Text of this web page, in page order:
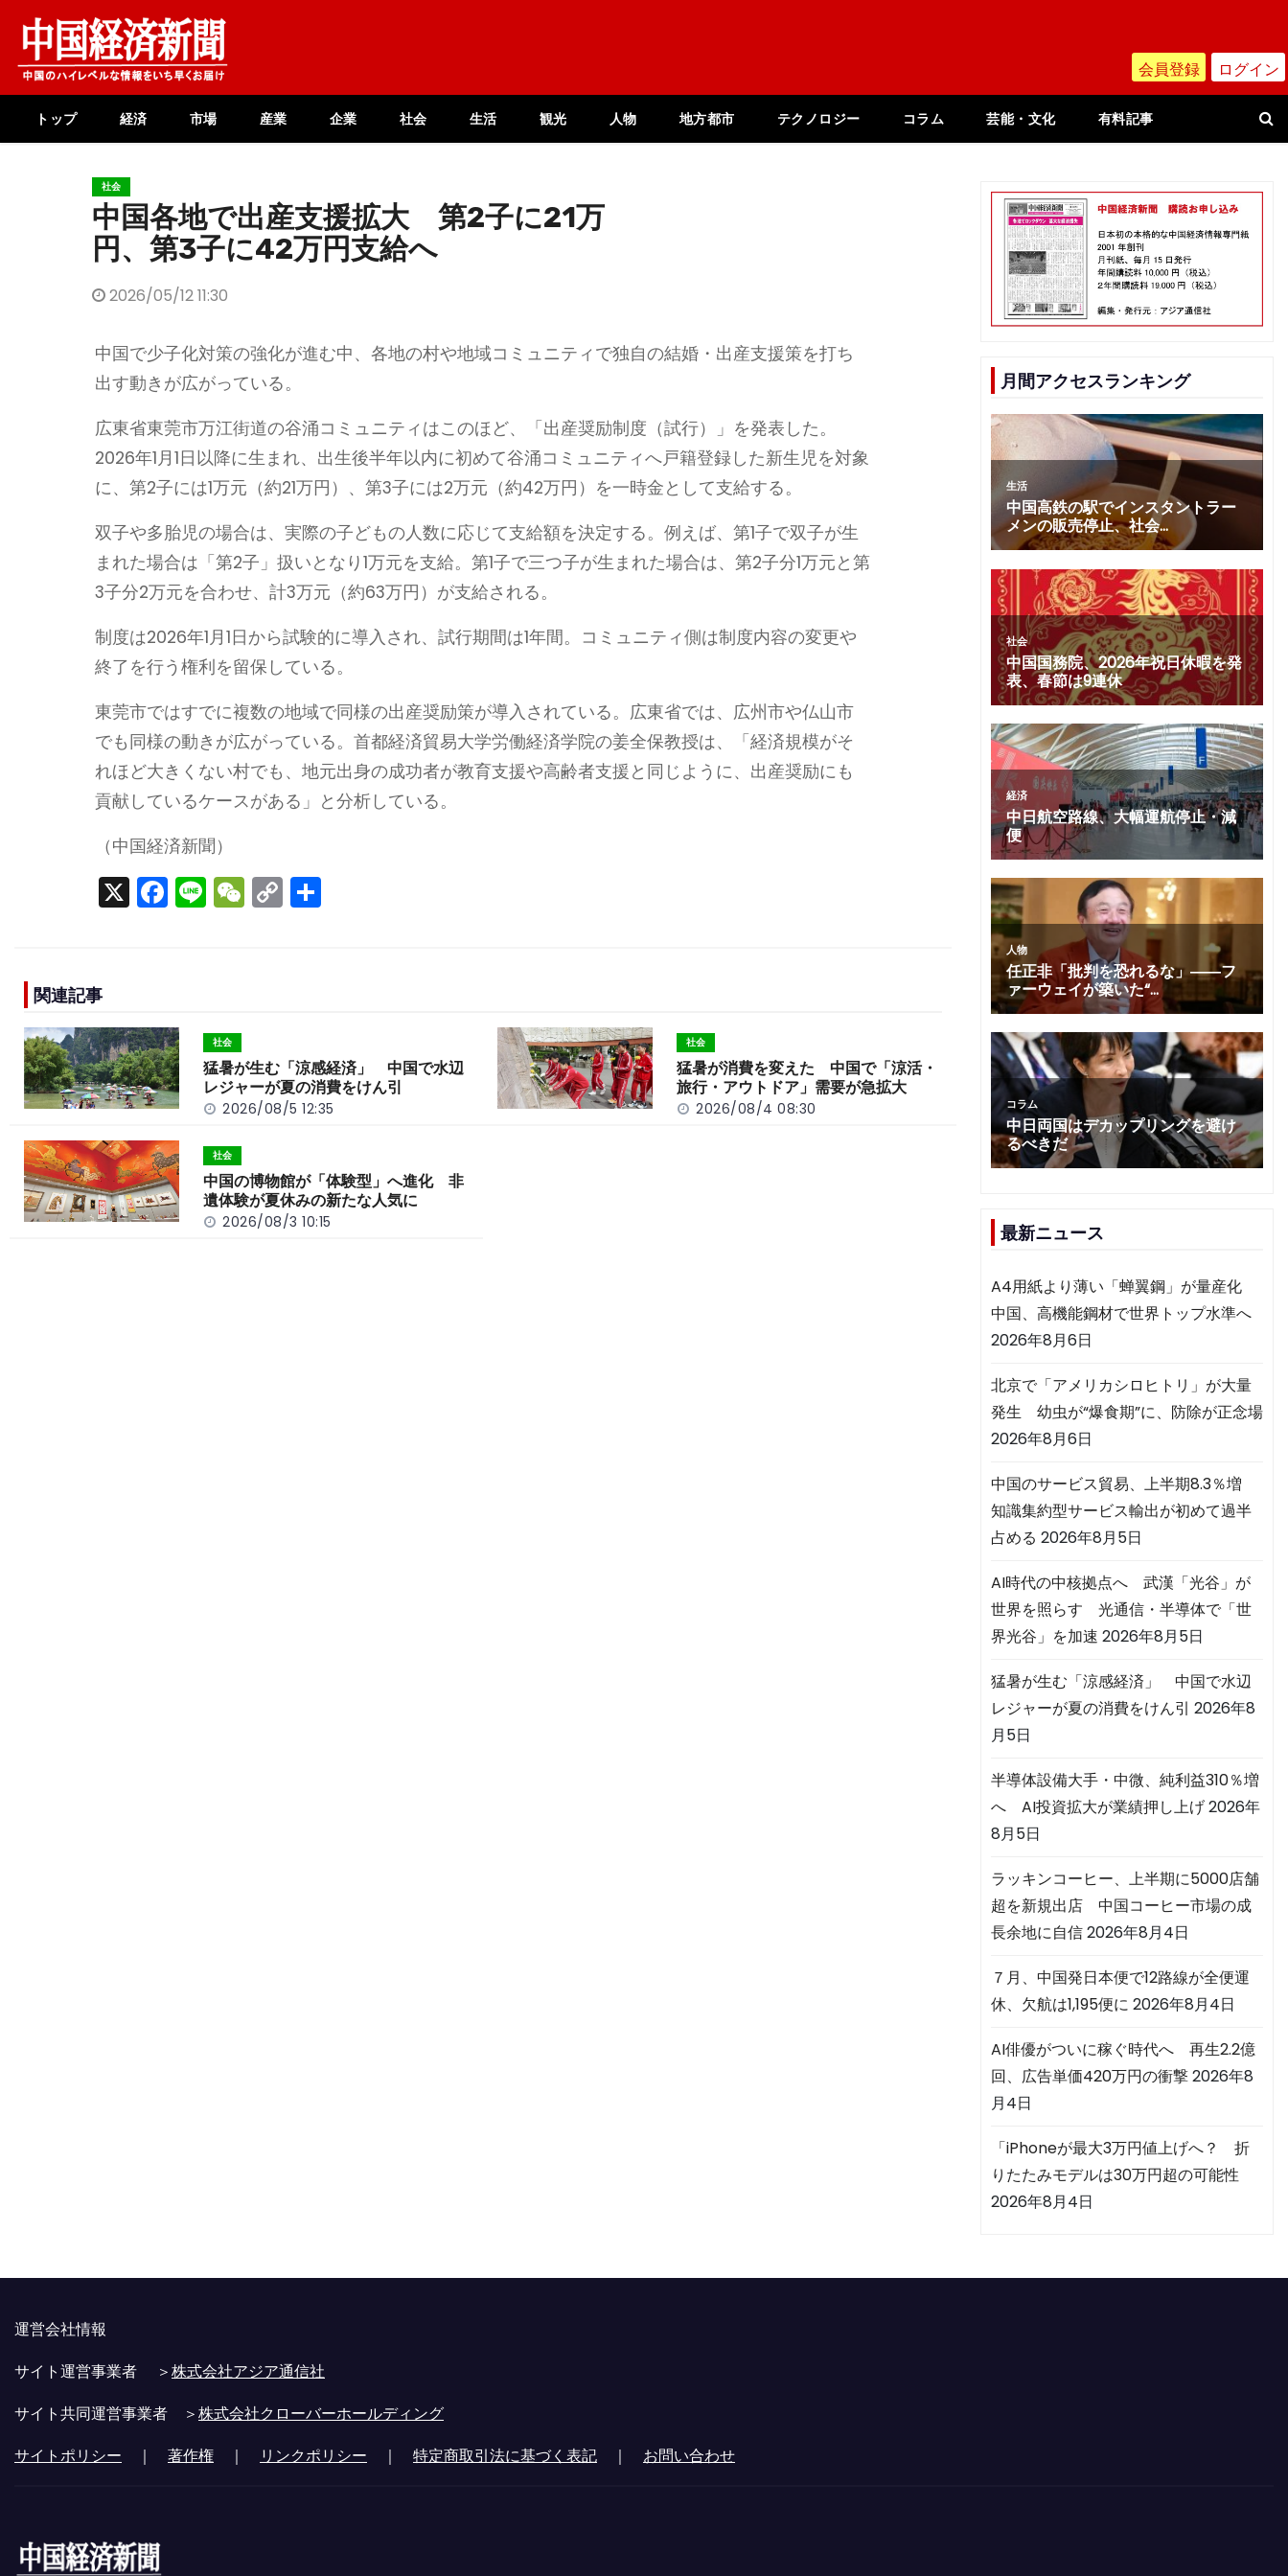
content
会員登録 ログイン
トップ 経済 市場 産業 企業 社会 生活 観光 人物 地方都市 テクノロジー コラム 芸能・文化 有料記事
社会
中国各地で出産支援拡大 第2子に21万
円、第3子に42万円支給へ
2026/05/12 11:30
中国で少子化対策の強化が進む中、各地の村や地域コミュニティで独自の結婚・出産支援策を打ち
出す動きが広がっている。
広東省東莞市万江街道の谷涌コミュニティはこのほど、「出産奨励制度（試行）」を発表した。
2026年1月1日以降に生まれ、出生後半年以内に初めて谷涌コミュニティへ戸籍登録した新生児を対象
に、第2子には1万元（約21万円）、第3子には2万元（約42万円）を一時金として支給する。
双子や多胎児の場合は、実際の子どもの人数に応じて支給額を決定する。例えば、第1子で双子が生
まれた場合は「第2子」扱いとなり1万元を支給。第1子で三つ子が生まれた場合は、第2子分1万元と第
3子分2万元を合わせ、計3万元（約63万円）が支給される。
制度は2026年1月1日から試験的に導入され、試行期間は1年間。コミュニティ側は制度内容の変更や
終了を行う権利を留保している。
東莞市ではすでに複数の地域で同様の出産奨励策が導入されている。広東省では、広州市や仏山市
でも同様の動きが広がっている。首都経済貿易大学労働経済学院の姜全保教授は、「経済規模がそ
れほど大きくない村でも、地元出身の成功者が教育支援や高齢者支援と同じように、出産奨励にも
貢献しているケースがある」と分析している。
（中国経済新聞）
X F
a
o
o
k
Li
n
W
e
C
o
k
関連記事
社会
猛暑が生む「涼感経済」 中国で水辺
レジャーが夏の消費をけん引
2026/08/5 12:35
社会
猛暑が消費を変えた 中国で「涼活・
旅行・アウトドア」需要が急拡大
2026/08/4 08:30
社会
中国の博物館が「体験型」へ進化 非
遺体験が夏休みの新たな人気に
2026/08/3 10:15
月間アクセスランキング
最新ニュース
A4用紙より薄い「蝉翼鋼」が量産化
中国、高機能鋼材で世界トップ水準へ
2026年8月6日
北京で「アメリカシロヒトリ」が大量
発生 幼虫が“爆食期”に、防除が正念場
2026年8月6日
中国のサービス貿易、上半期8.3％増
知識集約型サービス輸出が初めて過半
占める 2026年8月5日
AI時代の中核拠点へ 武漢「光谷」が
世界を照らす 光通信・半導体で「世
界光谷」を加速 2026年8月5日
猛暑が生む「涼感経済」 中国で水辺
レジャーが夏の消費をけん引 2026年8
月5日
半導体設備大手・中微、純利益310％増
へ AI投資拡大が業績押し上げ2026年
8月5日
ラッキンコーヒー、上半期に5000店舗
超を新規出店 中国コーヒー市場の成
長余地に自信2026年8月4日
７月、中国発日本便で12路線が全便運
休、欠航は1,195便に 2026年8月4日
AI俳優がついに稼ぐ時代へ 再生2.2億
回、広告単価420万円の衝撃2026年8
月4日
「iPhoneが最大3万円値上げへ？ 折
りたたみモデルは30万円超の可能性
2026年8月4日
運営会社情報
サイト運営事業者 ＞株式会社アジア通信社
サイト共同運営事業者 ＞株式会社クローバーホールディング
サイトポリシー ｜ 著作権 ｜ リンクポリシー ｜ 特定商取引法に基づく表記 ｜ お問い合わせ